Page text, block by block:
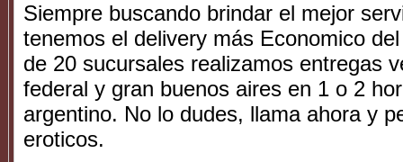
Siempre buscando brindar el mejor
tenemos el delivery más Economico
de 20 sucursales realizamos entregas
federal y gran buenos aires en 1 o 2
argentino. No lo dudes, llama ahora y
eroticos.